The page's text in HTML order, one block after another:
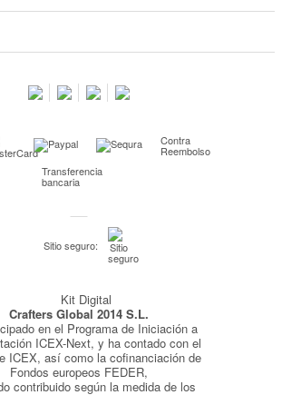
servicio de impresión de fotos
Compra
Contra
Reembolso
Transferencia
bancaria
Sitio seguro:
Crafters Global 2014 S.L.
en el Programa de Iniciación a
ICEX-Next, y ha contado con el
ICEX, así como la cofinanciación de
Fondos europeos FEDER,
contribuido según la medida de los